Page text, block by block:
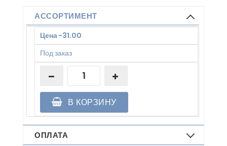
АССОРТИМЕНТ
Цена-31.00
Под заказ
В КОРЗИНУ
ОПЛАТА